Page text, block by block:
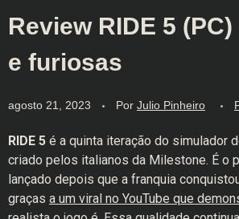
Review RIDE 5
e furiosas
agosto 21, 2023 Por Julio Pinheiro
RIDE 5 é a quinta iteração do simulador
criado pelos italianos da Milestone. É o
lançado depois que a franquia
graças a um viral no YouTube que